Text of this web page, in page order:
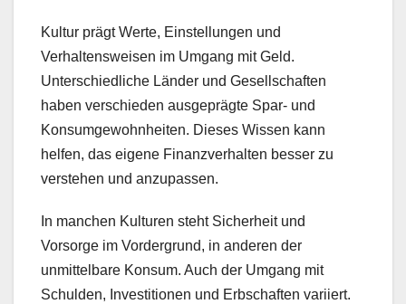
Kultur prägt Werte, Einstellungen und
Verhaltensweisen im Umgang mit Geld.
Unterschiedliche Länder und Gesellschaften
haben verschieden ausgeprägte Spar- und
Konsumgewohnheiten. Dieses Wissen kann
helfen, das eigene Finanzverhalten besser zu
verstehen und anzupassen.
In manchen Kulturen steht Sicherheit und
Vorsorge im Vordergrund, in anderen der
unmittelbare Konsum. Auch der Umgang mit
Schulden, Investitionen und Erbschaften variiert.